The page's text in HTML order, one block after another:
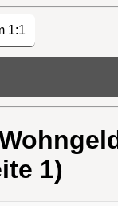
1:1
1)